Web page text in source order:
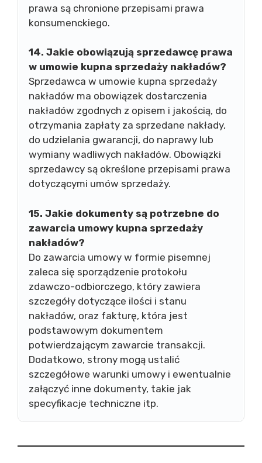
prawa są chronione przepisami prawa
konsumenckiego.
14. Jakie obowiązują sprzedawcę prawa
w umowie kupna sprzedaży nakładów?
Sprzedawca w umowie kupna sprzedaży
nakładów ma obowiązek dostarczenia
nakładów zgodnych z opisem i jakością, do
otrzymania zapłaty za sprzedane nakłady,
do udzielania gwarancji, do naprawy lub
wymiany wadliwych nakładów. Obowiązki
sprzedawcy są określone przepisami prawa
dotyczącymi umów sprzedaży.
15. Jakie dokumenty są potrzebne do
zawarcia umowy kupna sprzedaży
nakładów?
Do zawarcia umowy w formie pisemnej
zaleca się sporządzenie protokołu
zdawczo-odbiorczego, który zawiera
szczegóły dotyczące ilości i stanu
nakładów, oraz fakturę, która jest
podstawowym dokumentem
potwierdzającym zawarcie transakcji.
Dodatkowo, strony mogą ustalić
szczegółowe warunki umowy i ewentualnie
załączyć inne dokumenty, takie jak
specyfikacje techniczne itp.